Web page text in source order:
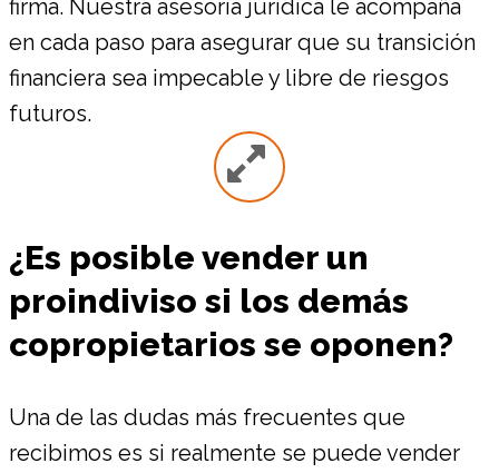
firma. Nuestra asesoría jurídica le acompaña
en cada paso para asegurar que su transición
financiera sea impecable y libre de riesgos
futuros.
¿Es posible vender un
proindiviso si los demás
copropietarios se oponen?
Una de las dudas más frecuentes que
recibimos es si realmente se puede vender